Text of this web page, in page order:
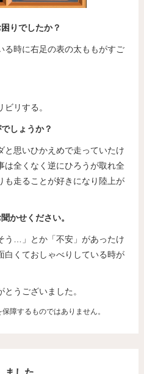
りでしたか？
る時に右足の表の太ももがすご
リする。
しょうか？
と思いひかえめで走っていたけ
は全くなく逆にひろうが取れ全
も走ることが好きになり陸上が
かせください。
う…」とか「不安」があったけ
白くておしゃべりしている時が
うございました。
障するものではありません。